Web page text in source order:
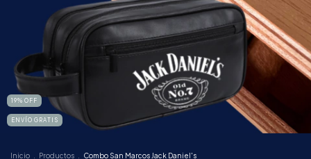
19% OFF
ENVÍO GRATIS
Inicio Productos Combo San Marcos Jack Daniel's